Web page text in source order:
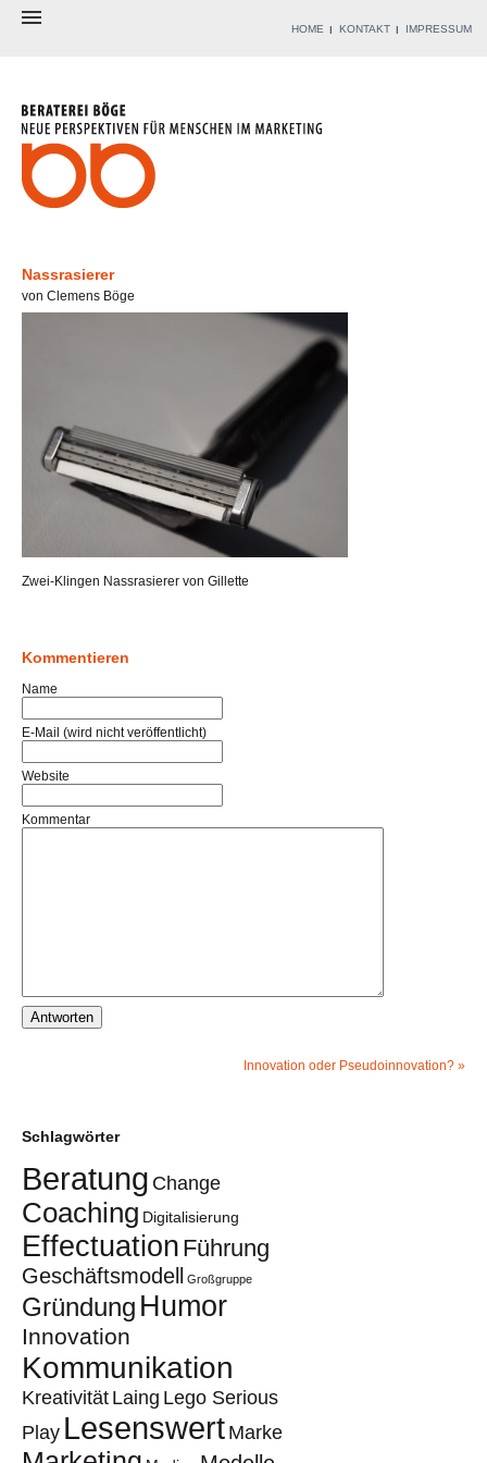
ANGEBOT
WERKZEUGKISTE
REFERENZEN
HOME KONTAKT IMPRESSUM
Nassrasierer
von Clemens Böge
Zwei-Klingen Nassrasierer von Gillette
Kommentieren
Name
E-Mail (wird nicht veröffentlicht)
Website
Kommentar
Innovation oder Pseudoinnovation? »
Schlagwörter
Beratung Change
Coaching Digitalisierung
Effectuation Führung
Geschäftsmodell Großgruppe
Gründung Humor
Innovation
Kommunikation
KreativitätLaing Lego Serious
Play LesenswertMarke